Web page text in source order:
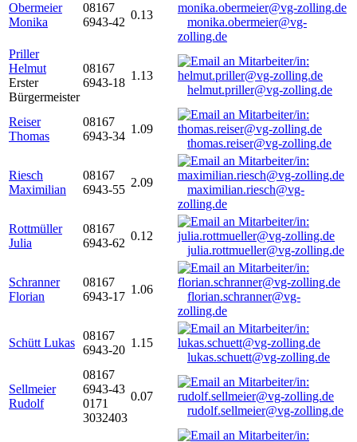
Obermeier
Monika
08167
6943-42
0.13
monika.obermeier@vg-
zolling.de
Priller
Helmut
Erster
Bürgermeister
08167
6943-18
1.13
helmut.priller@vg-zolling.de
Reiser
Thomas
08167
6943-34
1.09
thomas.reiser@vg-zolling.de
Riesch
Maximilian
08167
6943-55
2.09
maximilian.riesch@vg-
zolling.de
Rottmüller
Julia
08167
6943-62
0.12
julia.rottmueller@vg-zolling.de
Schranner
Florian
08167
6943-17
1.06
florian.schranner@vg-
zolling.de
Schütt Lukas
08167
6943-20
1.15
lukas.schuett@vg-zolling.de
Sellmeier
Rudolf
08167
6943-43
0171
3032403
0.07
rudolf.sellmeier@vg-zolling.de